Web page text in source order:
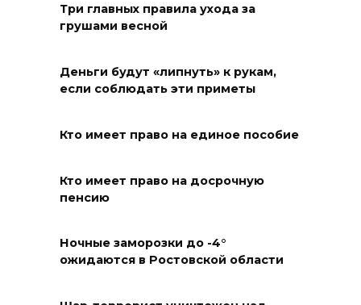
молчания
Вылетела в кювет:
Запах гари: в Левенцовке
09 августа 2026 14:21
Три главных правила ухода за
грушами весной
Деньги будут «липнуть» к рукам,
если соблюдать эти приметы
Кто имеет право на единое пособие
Кто имеет право на досрочную
пенсию
Ночные заморозки до -4°
ожидаются в Ростовской области